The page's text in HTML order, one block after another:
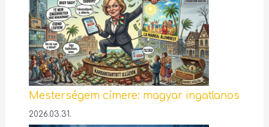
Mesterségem címere: magyar ingatlanos
2026.03.31.